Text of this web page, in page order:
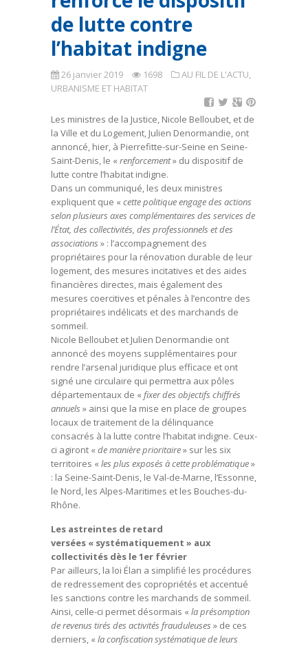
de lutte contre
l’habitat indigne
26 janvier 2019 1698 AU FIL DE L'ACTU,
URBANISME ET HABITAT
Les ministres de la Justice, Nicole Belloubet, et de
la Ville et du Logement, Julien Denormandie, ont
annoncé, hier, à Pierrefitte-sur-Seine en Seine-
Saint-Denis, le « renforcement» du dispositif de
lutte contre l’habitat indigne.
Dans un communiqué, les deux ministres
expliquent que « cette politique engage des actions
selon plusieurs axes complémentaires des services de
l’État, des collectivités, des professionnels et des
associations » : l’accompagnement des
propriétaires pour la rénovation durable de leur
logement, des mesures incitatives et des aides
financières directes, mais également des
mesures coercitives et pénales à l’encontre des
propriétaires indélicats et des marchands de
sommeil.
Nicole Belloubet et Julien Denormandie ont
annoncé des moyens supplémentaires pour
rendre l’arsenal juridique plus efficace et ont
signé une circulaire qui permettra aux pôles
départementaux de « fixer des objectifs chiffrés
annuels » ainsi que la mise en place de groupes
locaux de traitement de la délinquance
consacrés à la lutte contre l’habitat indigne. Ceux-
ci agiront « de manière prioritaire» sur les six
territoires « les plus exposés à cette problématique»
: la Seine-Saint-Denis, le Val-de-Marne, l’Essonne,
le Nord, les Alpes-Maritimes et les Bouches-du-
Rhône.
Les astreintes de retard
versées « systématiquement » aux
collectivités dès le 1er février
Par ailleurs, la loi Élan a simplifié les procédures
de redressement des copropriétés et accentué
les sanctions contre les marchands de sommeil.
Ainsi, celle-ci permet désormais « la présomption
de revenus tirés des activités frauduleuses » de ces
derniers, « la confiscation systématique de leurs